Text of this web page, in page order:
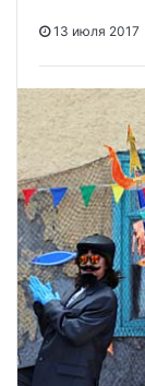
13 июля 2017